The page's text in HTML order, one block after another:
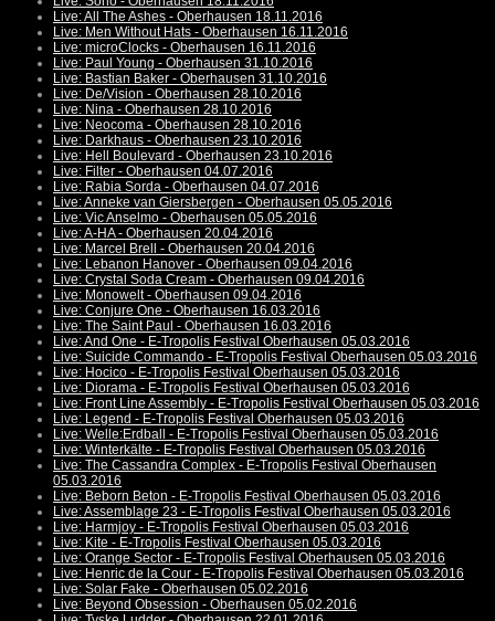
Live: All The Ashes - Oberhausen 18.11.2016
Live: Men Without Hats - Oberhausen 16.11.2016
Live: microClocks - Oberhausen 16.11.2016
Live: Paul Young - Oberhausen 31.10.2016
Live: Bastian Baker - Oberhausen 31.10.2016
Live: De/Vision - Oberhausen 28.10.2016
Live: Nina - Oberhausen 28.10.2016
Live: Neocoma - Oberhausen 28.10.2016
Live: Darkhaus - Oberhausen 23.10.2016
Live: Hell Boulevard - Oberhausen 23.10.2016
Live: Filter - Oberhausen 04.07.2016
Live: Rabia Sorda - Oberhausen 04.07.2016
Live: Anneke van Giersbergen - Oberhausen 05.05.2016
Live: Vic Anselmo - Oberhausen 05.05.2016
Live: A-HA - Oberhausen 20.04.2016
Live: Marcel Brell - Oberhausen 20.04.2016
Live: Lebanon Hanover - Oberhausen 09.04.2016
Live: Crystal Soda Cream - Oberhausen 09.04.2016
Live: Monowelt - Oberhausen 09.04.2016
Live: Conjure One - Oberhausen 16.03.2016
Live: The Saint Paul - Oberhausen 16.03.2016
Live: And One - E-Tropolis Festival Oberhausen 05.03.2016
Live: Suicide Commando - E-Tropolis Festival Oberhausen 05.03.2016
Live: Hocico - E-Tropolis Festival Oberhausen 05.03.2016
Live: Diorama - E-Tropolis Festival Oberhausen 05.03.2016
Live: Front Line Assembly - E-Tropolis Festival Oberhausen 05.03.2016
Live: Legend - E-Tropolis Festival Oberhausen 05.03.2016
Live: Welle:Erdball - E-Tropolis Festival Oberhausen 05.03.2016
Live: Winterkälte - E-Tropolis Festival Oberhausen 05.03.2016
Live: The Cassandra Complex - E-Tropolis Festival Oberhausen
05.03.2016
Live: Beborn Beton - E-Tropolis Festival Oberhausen 05.03.2016
Live: Assemblage 23 - E-Tropolis Festival Oberhausen 05.03.2016
Live: Harmjoy - E-Tropolis Festival Oberhausen 05.03.2016
Live: Kite - E-Tropolis Festival Oberhausen 05.03.2016
Live: Orange Sector - E-Tropolis Festival Oberhausen 05.03.2016
Live: Henric de la Cour - E-Tropolis Festival Oberhausen 05.03.2016
Live: Solar Fake - Oberhausen 05.02.2016
Live: Beyond Obsession - Oberhausen 05.02.2016